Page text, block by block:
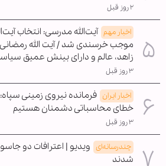
۲ روز قبل
اخبار مهم آیت‌الله مدرسی: انتخاب
موجب خرسندی شد / آیت الله
زاهد، عالم و دارای بینش عمیق
۳ روز قبل
اخبار ایران فرمانده نیروی زمینی سپاه:
خطای محاسباتی دشمنان هستیم
۳ روز قبل
چندرسانه‌ای ویدیو | اعترافات دو
شدند